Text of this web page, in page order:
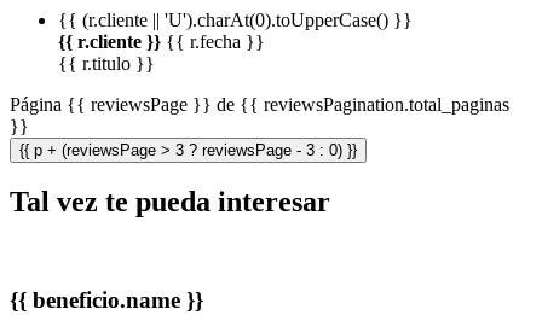
{{ (r.cliente || 'U').charAt(0).toUpperCase() }}
{{ r.cliente }} {{ r.fecha }}
{{ r.titulo }}
Página {{ reviewsPage }} de {{ reviewsPagination.total_paginas
}}
{{ p + (reviewsPage > 3 ? reviewsPage - 3 : 0) }}
Tal vez te pueda interesar
{{ beneficio.name }}